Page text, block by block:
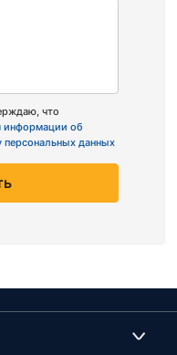
что
информации об
персональных данных